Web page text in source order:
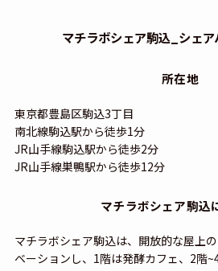
マチラボシェア駒込_シェ
所在地
東京都豊島区駒込3丁目
南北線駒込駅から徒歩1分
JR山手線駒込駅から徒歩2分
JR山手線巣鴨駅から徒歩12分
マチラボシェア駒込
マチラボシェア駒込は、開放的な屋上
ベーションし、1階は発酵カフェ、2階